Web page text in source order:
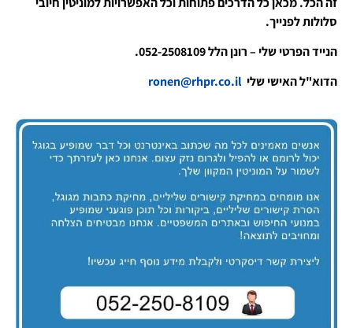
סלולות לפנייך.
הנייד הפרטי שלי – רונן הלל 052-2508109.
הדוא"ל האישי שלי